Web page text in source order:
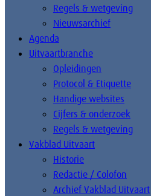
Regels & wetgeving
Nieuwsarchief
Agenda
Uitvaartbranche
Opleidingen
Protocol & Etiquette
Handige websites
Cijfers & onderzoek
Regels & wetgeving
Vakblad Uitvaart
Historie
Redactie / Colofon
Archief Vakblad Uitvaart